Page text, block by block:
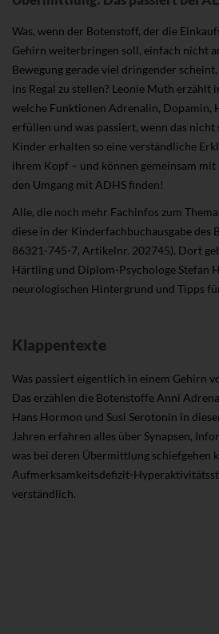
Was, wenn der Botenstoff, der die
Gehirn weiterbringen soll, einfach nicht
Bewegung gerade viel dringender
ins Regal zu stellen? Leonie Muth erzählt
welche Funktionen Adrenalin, Dopamin,
erfüllen und was passiert, wenn das nicht
Kinder erhalten so eine verständliche
ihrem Kopf – und können gemeinsam
den Umgang mit ADHS finden!
Alle, die noch mehr Fachinfos zum
diese in der Kinderfachbuchausgabe des
86321-745-7, Artikelnr. 202745). Dort
Härtling und Diplom-Psychologe Stefan
neurologischen Hintergrund und Tipps
Klappentexte
Was passiert eigentlich in einem Gehirn
Das erzählen die Botenstoffe Anni
Hans Hormon und Susi Serotonin in
Jahren erfahren alles über Synapsen,
was bei deren Übermittlung schiefgehen
Aufmerksamkeitsdefizit-
verständlich.